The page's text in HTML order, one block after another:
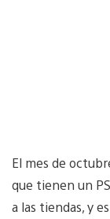
El mes de
que tienen un
a las tiendas, y